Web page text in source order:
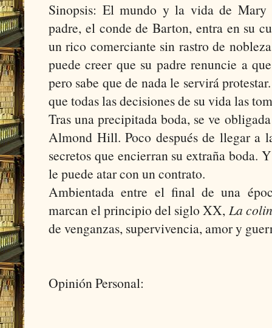
Sinopsis: El mundo y la vida de Mary
padre, el conde de Barton, entra en su
un rico comerciante sin rastro de
puede creer que su padre renuncie a
pero sabe que de nada le servirá
que todas las decisiones de su vida las
Tras una precipitada boda, se ve
Almond Hill. Poco después de llegar a
secretos que encierran su extraña boda.
le puede atar con un contrato.
Ambientada entre el final de una
marcan el principio del siglo XX, La
de venganzas, supervivencia, amor y
Opinión Personal: